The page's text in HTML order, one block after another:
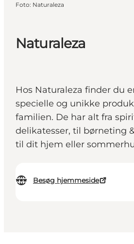
Naturaleza
Hos Naturaleza finder du
specielle og unikke
familien. De har alt fra
delikatesser, til børneting
til dit hjem eller
Besøg hjemmeside
Foto: Naturaleza